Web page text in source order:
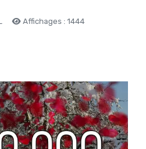
Affichages : 1444